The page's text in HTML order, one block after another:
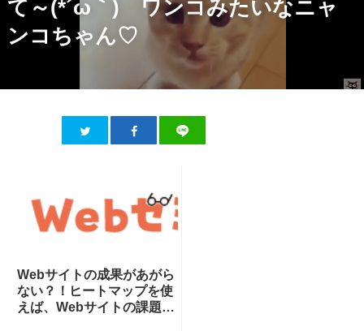
て～(*´ω｀) ワンコみたいなニャ
ンコちゃん♡
Webサイトの成果があがら
ない？！ヒートマップを使
えば、Webサイトの課題が